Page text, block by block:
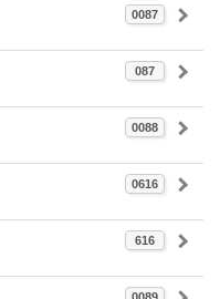
0087
087
0088
0616
616